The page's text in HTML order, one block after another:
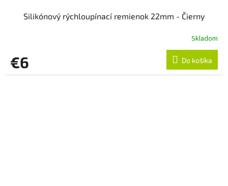
Silikónový rýchloupínací remienok 22mm - Čierny
Skladom
€6 Do košíka